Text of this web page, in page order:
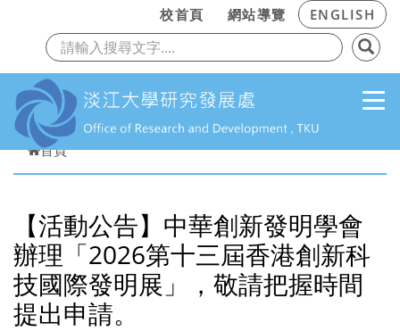
跳到主要內容
校首頁 網站導覽 ENGLISH
上一頁
首頁
【活動公告】中華創新發明學會
辦理「2026第十三屆香港創新科
技國際發明展」，敬請把握時間
提出申請。